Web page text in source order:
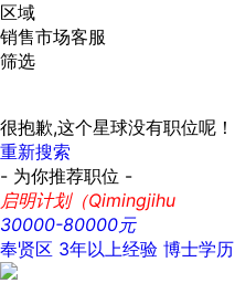
区域
销售市场客服
筛选
很抱歉,这个星球没有职位呢！
重新搜索
- 为你推荐职位 -
启明计划（Qimingjihu
30000-80000元
奉贤区 3年以上经验 博士学历